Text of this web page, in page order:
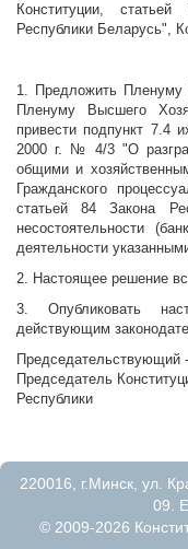
Конституции,
Республики Беларусь",
1. Предложить Пленуму
Пленуму Высшего
привести подпункт 7.4
2000 г. № 4/3 "О
общими и
Гражданского
статьей 84 Закона
несостоятельности
деятельности
2. Настоящее решение
3. Опубликовать
действующим
Председательствующий -
Председатель
220016, г.Минск, ул.
09.
© 2009-2026